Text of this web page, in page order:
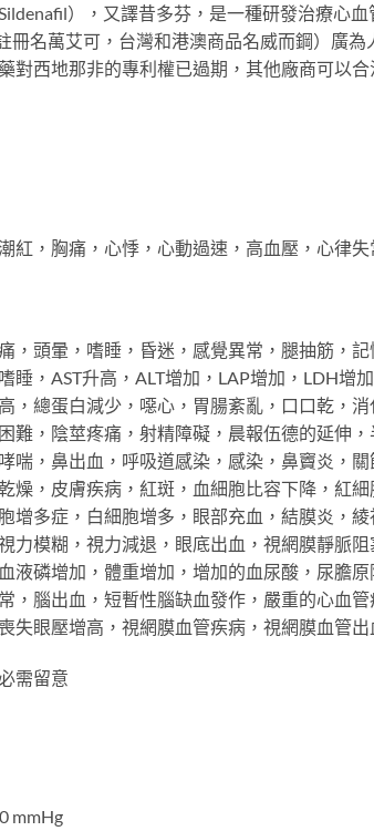
Sildenafil），又譯昔多芬，是一種研發治療心
冊名萬艾可，台灣和港澳商品名威而鋼）廣
對西地那非的專利權已過期，其他廠商可以合
紅，胸痛，心悸，心動過速，高血壓，心律
，頭暈，嗜睡，昏迷，感覺異常，腿抽筋，
睡，AST升高，ALT增加，LAP增加，LDH
，總蛋白減少，噁心，胃腸紊亂，口口乾，
難，陰莖疼痛，射精障礙，晨報伍德的延伸
喘，鼻出血，呼吸道感染，感染，鼻竇炎，
燥，皮膚疾病，紅斑，血細胞比容下降，紅
增多症，白細胞增多，眼部充血，結膜炎，
力模糊，視力減退，眼底出血，視網膜靜脈
液磷增加，體重增加，增加的血尿酸，尿膽
，腦出血，短暫性腦缺血發作，嚴重的心血
失眼壓增高，視網膜血管疾病，視網膜血管
需留意
mmHg